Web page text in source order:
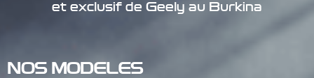
et exclusif de Geely au Burkina
NOS MODELES